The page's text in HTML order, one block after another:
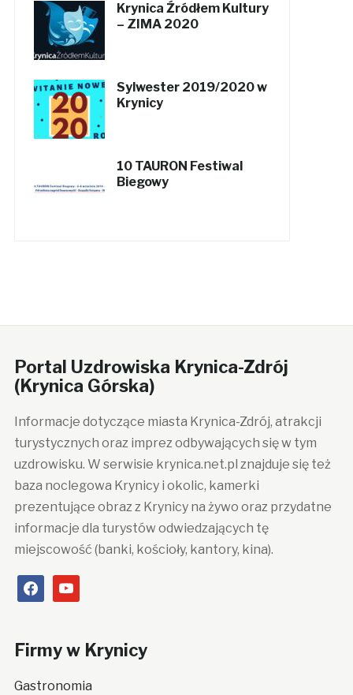
Krynica Źródłem Kultury
– ZIMA 2020
Sylwester 2019/2020 w
Krynicy
10 TAURON Festiwal
Biegowy
Portal Uzdrowiska Krynica-Zdrój
(Krynica Górska)
Informacje dotyczące miasta Krynica-Zdrój, atrakcji
turystycznych oraz imprez odbywających się w tym
uzdrowisku. W serwisie krynica.net.pl znajduje się też
baza noclegowa Krynicy i okolic, kamerki
prezentujące obraz z Krynicy na żywo oraz przydatne
informacje dla turystów odwiedzających tę
miejscowość (banki, kościoły, kantory, kina).
facebookyoutube
Firmy w Krynicy
Gastronomia